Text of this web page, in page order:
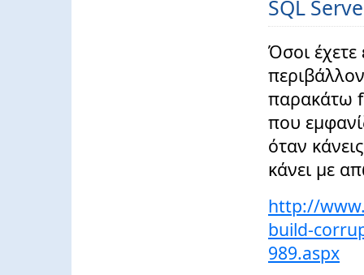
SQL
Όσοι
παρακάτω
που
όταν
κάνει με
http://
build-
989.aspx